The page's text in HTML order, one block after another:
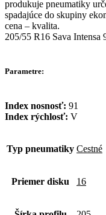
produkuje pneumatiky
spadajúce do skupiny
cena – kvalita.
205/55 R16 Sava Intensa
Parametre:
Index nosnosť: 91
Index rýchlosť: V
Typ pneumatiky Cestné
Priemer disku 16